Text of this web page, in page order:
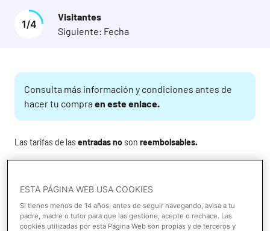
1/4
Visitantes
Siguiente: Fecha
Consulta más información y condiciones antes de
hacer tu compraen este enlace.
Las tarifas de las entradasnoson reembolsables.
Selecciona el número de entradas y sumérgete en la
experiencia:
ESTA PÁGINA WEB USA COOKIES
Si tienes menos de 14 años, antes de seguir navegando, avisa a tu
padre, madre o tutor para que las gestione, acepte o rechace. Las
cookies utilizadas por esta Página Web son propias y de terceros y